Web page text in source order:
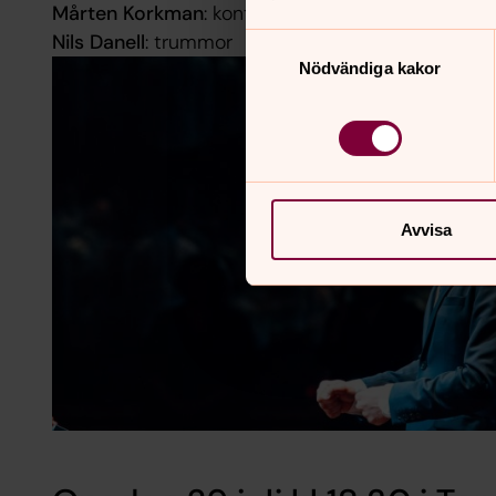
Nödvändiga kakor
Avvisa
Mårten Korkman: kontrabas
Nils Danell: trummor